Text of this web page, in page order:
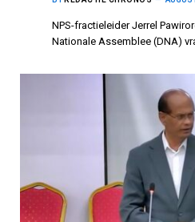
NPS-fractieleider Jerrel
Nationale Assemblee (DNA)